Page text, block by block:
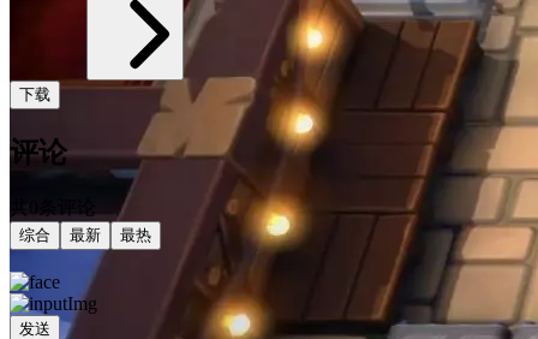
下载
评论
综合 最新 最热
发送